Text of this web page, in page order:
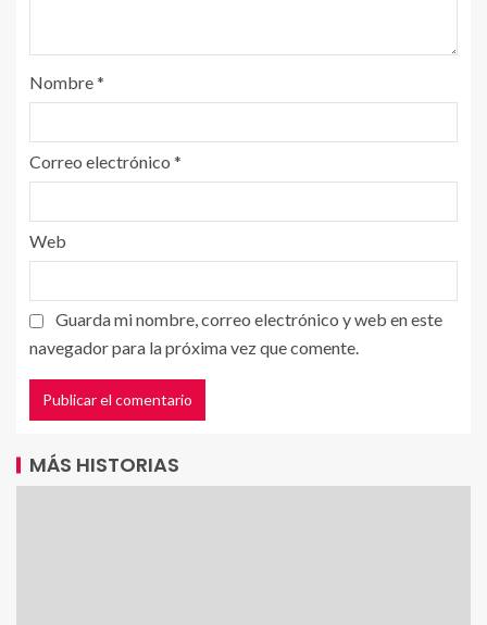
Nombre*
Correo electrónico *
Web
Guarda mi nombre, correo electrónico y web en este
navegador para la próxima vez que comente.
MÁS HISTORIAS